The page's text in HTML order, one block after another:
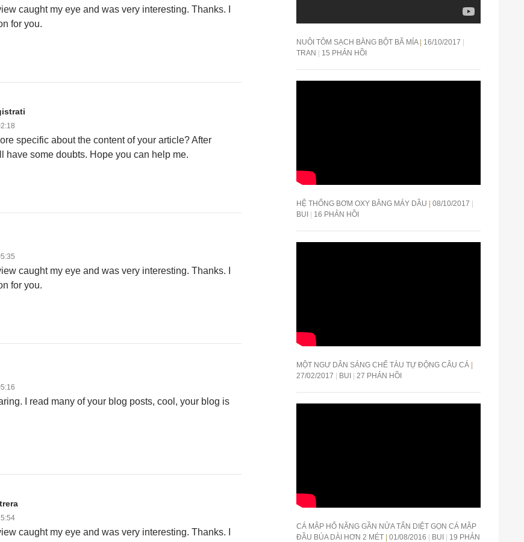
caught my eye and was very interesting. Thanks. I
for you.
specific about the content of your article? After
have some doubts. Hope you can help me.
caught my eye and was very interesting. Thanks. I
for you.
I read many of your blog posts, cool, your blog is
caught my eye and was very interesting. Thanks. I
NUÔI TÔM SẠCH BẰNG BỘT BÃ MÍA
16/10/2017
TRAN
15 PHẢN HỒI
HỆ THỐNG BƠM OXY BẰNG MÁY DẦU
08/10/2017
BUI
16 PHẢN HỒI
MỘT NGƯ DÂN SÁNG CHẾ TÀU TỰ ĐỘNG CÂU CÁ
27/02/2017
BUI 27 PHẢN HỒI
CÁ MẬP HỔ NẶNG GẦN NỬA TẤN DIỆT GỌN CÁ MẬP
ĐẦU BÚA DÀI HƠN 2 MÉT
01/08/2016 BUI 19 PHẢN